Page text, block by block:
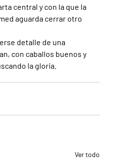
central y con la que la
aguarda cerrar otro
detalle de una
con caballos buenos y
la gloria.
Ver todo